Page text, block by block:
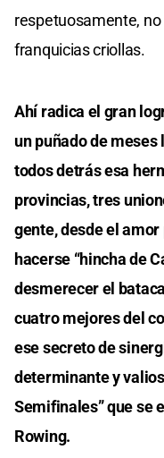
respetuosamente,
franquicias criollas.
Ahí radica el gran
un puñado de
todos detrás esa
provincias, tres
gente, desde el amor
hacerse “hincha de
desmerecer el
cuatro mejores del
ese secreto de
determinante y
Semifinales” que se
Rowing.